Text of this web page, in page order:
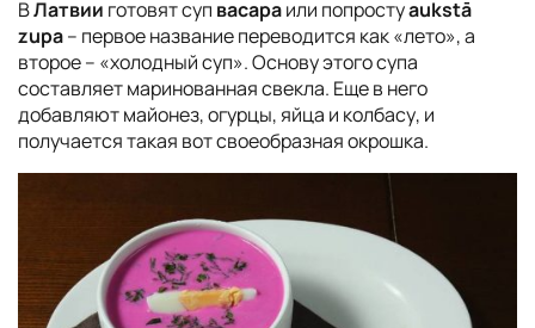
ВЛатвии готовят суп васараили попростуaukstā
zupa– первое название переводится как «лето», а
второе – «холодный суп». Основу этого супа
составляет маринованная свекла. Еще в него
добавляют майонез, огурцы, яйца и колбасу, и
получается такая вот своеобразная окрошка.